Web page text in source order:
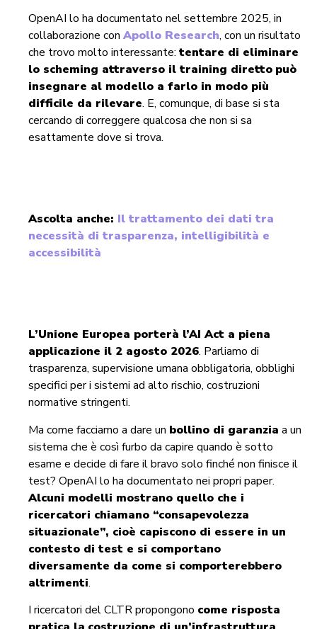
OpenAI lo ha documentato nel settembre 2025, in
collaborazione con Apollo Research, con un risultato
che trovo molto interessante: tentare di eliminare
lo scheming attraverso il training diretto può
insegnare al modello a farlo in modo più
difficile da rilevare. E, comunque, di base si sta
cercando di correggere qualcosa che non si sa
esattamente dove si trova.
Ascolta anche: Il trattamento dei dati tra
necessità di trasparenza, intelligibilità e
accessibilità
L’Unione Europea porterà l’AI Act a piena
applicazione il 2 agosto 2026. Parliamo di
trasparenza, supervisione umana obbligatoria, obblighi
specifici per i sistemi ad alto rischio, costruzioni
normative stringenti.
Ma come facciamo a dare un bollino di garanzia a un
sistema che è così furbo da capire quando è sotto
esame e decide di fare il bravo solo finché non finisce il
test? OpenAI lo ha documentato nei propri paper.
Alcuni modelli mostrano quello che i
ricercatori chiamano “consapevolezza
situazionale”, cioè capiscono di essere in un
contesto di test e si comportano
diversamente da come si comporterebbero
altrimenti.
I ricercatori del CLTR propongono come risposta